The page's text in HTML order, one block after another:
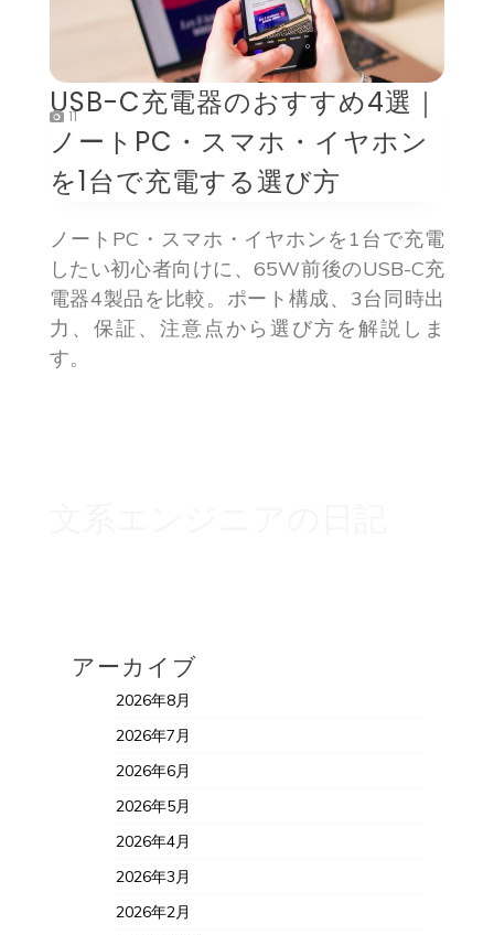
11
USB-C充電器のおすすめ4選｜
ノートPC・スマホ・イヤホン
を1台で充電する選び方
ノートPC・スマホ・イヤホンを1台で充電
したい初心者向けに、65W前後のUSB-C充
電器4製品を比較。ポート構成、3台同時出
力、保証、注意点から選び方を解説しま
す。
アーカイブ
2026年8月
2026年7月
2026年6月
2026年5月
2026年4月
2026年3月
2026年2月